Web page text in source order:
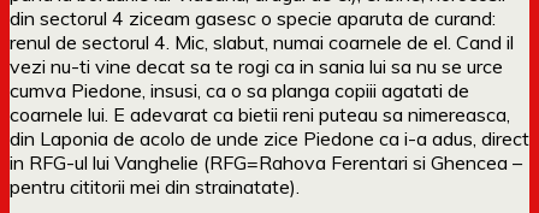
din sectorul 4 ziceam gasesc o specie aparuta de curand:
renul de sectorul 4. Mic, slabut, numai coarnele de el. Cand il
vezi nu-ti vine decat sa te rogi ca in sania lui sa nu se urce
cumva Piedone, insusi, ca o sa planga copiii agatati de
coarnele lui. E adevarat ca bietii reni puteau sa nimereasca,
din Laponia de acolo de unde zice Piedone ca i-a adus, direct
in RFG-ul lui Vanghelie (RFG=Rahova Ferentari si Ghencea –
pentru cititorii mei din strainatate).